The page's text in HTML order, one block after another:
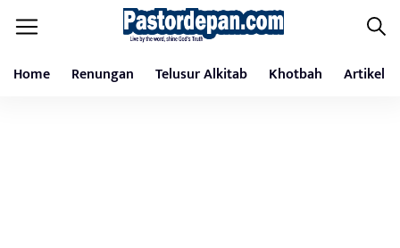
Home Renungan Telusur Alkitab Khotbah Artikel